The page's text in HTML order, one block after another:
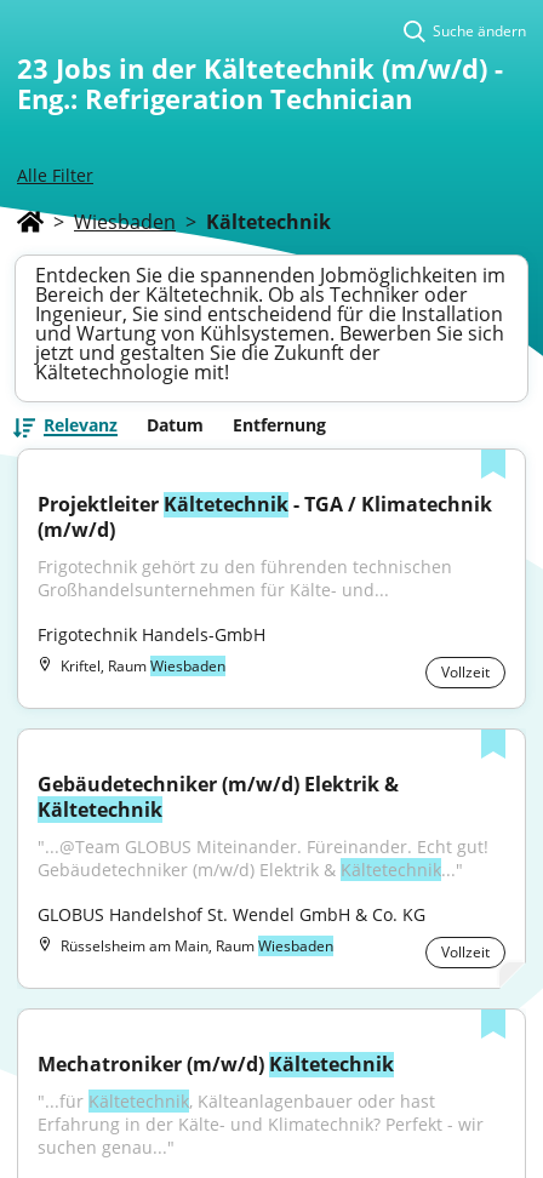
Alle Filter
Suche ändern
23 Jobs in der Kältetechnik (m/w/d) -
Eng.: Refrigeration Technician
> Wiesbaden > Kältetechnik
Entdecken Sie die spannenden Jobmöglichkeiten im
Bereich der Kältetechnik. Ob als Techniker oder
Ingenieur, Sie sind entscheidend für die Installation
und Wartung von Kühlsystemen. Bewerben Sie sich
jetzt und gestalten Sie die Zukunft der
Kältetechnologie mit!
Relevanz Datum Entfernung
Projektleiter Kältetechnik - TGA / Klimatechnik
(m/w/d)
Frigotechnik gehört zu den führenden technischen
Großhandelsunternehmen für Kälte- und...
Frigotechnik Handels-GmbH
Kriftel, RaumWiesbaden Vollzeit
Kältetechnik
"...@Team GLOBUS Miteinander. Füreinander. Echt gut!
Gebäudetechniker (m/w/d) Elektrik & Kältetechnik..."
GLOBUS Handelshof St. Wendel GmbH & Co. KG
Rüsselsheim am Main, RaumWiesbaden Vollzeit
Mechatroniker (m/w/d) Kältetechnik
"...für Kältetechnik, Kälteanlagenbauer oder hast
Erfahrung in der Kälte- und Klimatechnik? Perfekt - wir
suchen genau..."